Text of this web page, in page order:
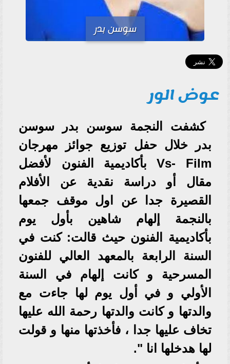
سوسن بدر
عوض الور
كشفت النجمة سوسن بدر سوسن
بدر خلال حفل توزيع جوائز مهرجان
Vs- Film بأكاديمية الفنون لأفضل
مقال أو دراسة نقدية عن الأفلام
القصيرة جدا عن اول موقف جمعها
بالنجمة إلهام شاهين بأول يوم
بأكاديمية الفنون حيث قالت: كنت في
السنة الرابعة بالمعهد العالي للفنون
المسرحية و كانت إلهام في السنة
الأولي و في أول يوم لها جاءت مع
والدتها و كانت والدتها رحمة الله عليها
تخاف عليها جدا ، فأخذتها منها و قولت
لها هدخلها انا ".